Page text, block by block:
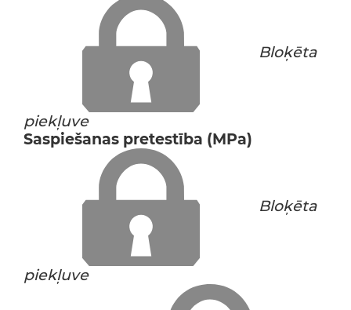
Bloķēta
piekļuve
Saspiešanas pretestība (MPa)
Bloķēta
piekļuve